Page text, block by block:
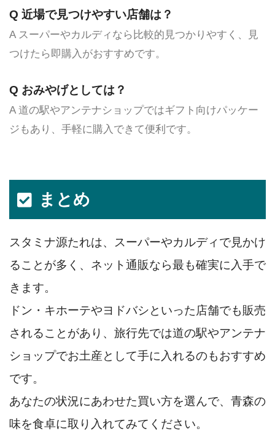
Q 近場で見つけやすい店舗は？
A スーパーやカルディなら比較的見つかりやすく、見
つけたら即購入がおすすめです。
Q おみやげとしては？
A 道の駅やアンテナショップではギフト向けパッケー
ジもあり、手軽に購入できて便利です。
まとめ
スタミナ源たれは、スーパーやカルディで見かけ
ることが多く、ネット通販なら最も確実に入手で
きます。
ドン・キホーテやヨドバシといった店舗でも販売
されることがあり、旅行先では道の駅やアンテナ
ショップでお土産として手に入れるのもおすすめ
です。
あなたの状況にあわせた買い方を選んで、青森の
味を食卓に取り入れてみてください。